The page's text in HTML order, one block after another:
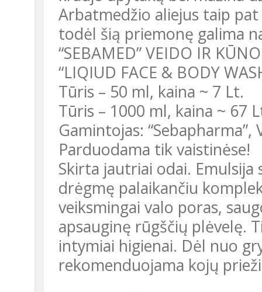
Arbatmedžio aliejus taip
todėl šią priemonę galima
“SEBAMED” VEIDO IR
“LIQIUD FACE & BODY
Tūris – 50 ml, kaina ~ 7 Lt.
Tūris – 1000 ml, kaina ~ 67
Gamintojas: “Sebapharma”,
Parduodama tik vaistinėse!
Skirta jautriai odai.
drėgmę palaikančiu
veiksmingai valo poras,
apsauginę rūgščių plėvelę.
intymiai higienai. Dėl nuo
rekomenduojama kojų